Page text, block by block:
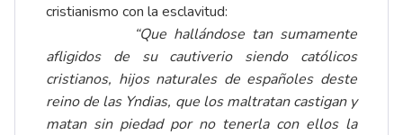
cristianismo con la esclavitud:
“Que hallándose tan sumamente
afligidos de su cautiverio siendo católicos
cristianos, hijos naturales de españoles deste
reino de las Yndias, que los maltratan castigan y
matan sin piedad por no tenerla con ellos la